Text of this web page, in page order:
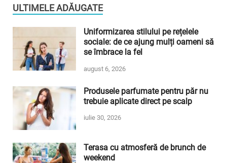
ULTIMELE ADĂUGATE
Uniformizarea stilului pe rețelele
sociale: de ce ajung mulți oameni să
se îmbrace la fel
august 6, 2026
Produsele parfumate pentru păr nu
trebuie aplicate direct pe scalp
iulie 30, 2026
Terasa cu atmosferă de brunch de
weekend